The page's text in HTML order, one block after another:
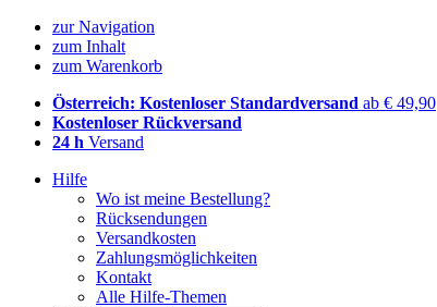
zur Navigation
zum Inhalt
zum Warenkorb
Österreich: Kostenloser Standardversand ab € 49,90
Kostenloser Rückversand
24 h Versand
Hilfe
Wo ist meine Bestellung?
Rücksendungen
Versandkosten
Zahlungsmöglichkeiten
Kontakt
Alle Hilfe-Themen